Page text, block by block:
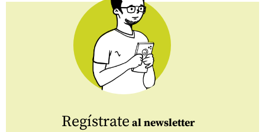
Regístrate al newsletter